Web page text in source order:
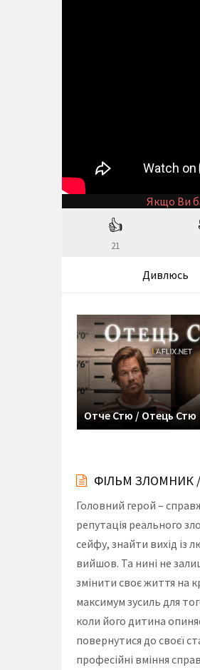
Якщо Ви
👍
21
Дивлюсь
Отче Стю / Отець Стю
ФІЛЬМ ЗЛОМНИК
Головний герой –
репутація реального
сейфу, знайти вихід із
вийшов. Та нині не
змінити своє життя на
максимум зусиль для
коли його дитина
повернутися до своєї
професійні вміння